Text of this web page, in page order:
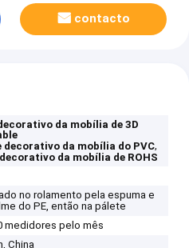
contacto
da mobília de 3D
decorativo da mobília do PVC,
da mobília de ROHS
no rolamento pela espuma e
do PE, então na pálete
medidores pelo mês
China